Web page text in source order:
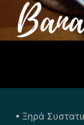
• Ξηρά